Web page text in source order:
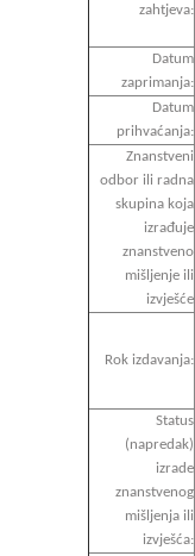
zahtjeva:
Datum
zaprimanja:
Datum
prihvaćanja:
Znanstveni
odbor ili radna
skupina koja
izrađuje
znanstveno
mišljenje ili
izvješće
Rok izdavanja:
Status
(napredak)
izrade
znanstvenog
mišljenja ili
izvješća: